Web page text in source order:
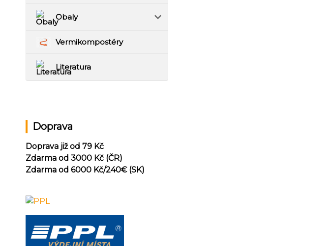
Obaly
Vermikompostéry
Literatura
Doprava
Doprava již od 79 Kč
Zdarma od 3000 Kč (ČR)
Zdarma od 6000 Kč/240€ (SK)